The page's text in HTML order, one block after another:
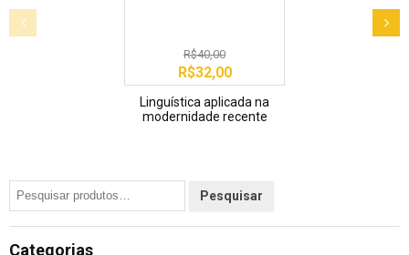
R$40,00
R$32,00
Linguística aplicada na
modernidade recente
Categorias